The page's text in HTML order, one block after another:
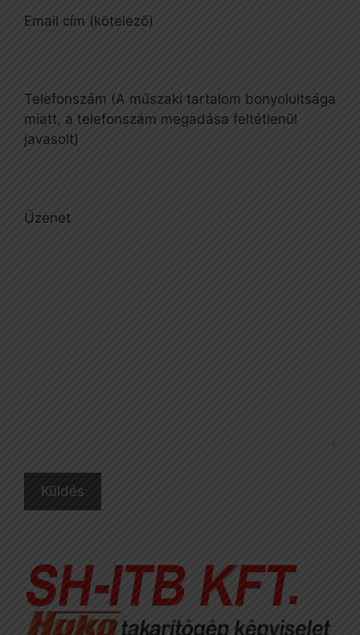
Email cím (kötelező)
Telefonszám (A műszaki tartalom bonyolultsága
miatt, a telefonszám megadása feltétlenül
javasolt)
Üzenet